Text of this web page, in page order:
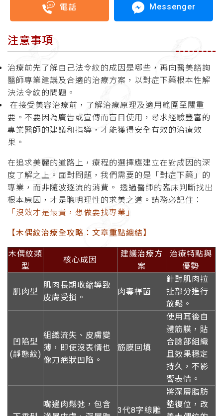
電話 Messenger
注意事項
治療前先了解自己法令紋的成因是哪些，再向醫美諮詢
醫師專業建議及合適的治療方案，以對症下藥根本性解
決法令紋的問題。
在接受美容治療前，了解治療原理及適用範圍至關重
要。不要因為廣告或宣傳而盲目使用，尋求經驗豐富的
專業醫師的建議和指導，才能獲得安全有效的治療效
果。
在追求美麗的道路上，療程的選擇應建立在對成因的深
度了解之上。面對問題，我們需要的是「對症下藥」的
專業，而非隨波逐流的消費。 透過醫師的臨床判斷找出
根本原因，才是聰明理性的求美之道。請務必記住：
「沒效才是最貴，想做要找專業」
【木偶紋治療全攻略：文章重點總結】
木偶紋類
型
核心成因
建議治療方
案
治療特點與
優勢
肌肉型
肌肉長期收縮導致
皮膚受損。
肉毒桿菌
針對肌肉拉
扯部分進行
放鬆。
凹陷型
(靜態紋)
組織流失、皮膚變
薄，即使沒表情也
像刀疤狀凹陷 。
筋膜回填
使用 耳後自
體筋膜 ，貼
合臉部組織
且效果穩定
持久，不影
響表情。
嘴邊肉鬆弛，包含
3代8字線雕
將深層脂肪
墊復位 ，改